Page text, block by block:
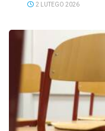
2 LUTEGO 2026